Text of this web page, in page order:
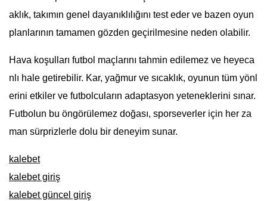
aklık, takımın genel dayanıklılığını test eder ve bazen oyun
planlarının tamamen gözden geçirilmesine neden olabilir.
Hava koşulları futbol maçlarını tahmin edilemez ve heyeca
nlı hale getirebilir. Kar, yağmur ve sıcaklık, oyunun tüm yönl
erini etkiler ve futbolcuların adaptasyon yeteneklerini sınar.
Futbolun bu öngörülemez doğası, sporseverler için her za
man sürprizlerle dolu bir deneyim sunar.
kalebet
kalebet giriş
kalebet güncel giriş